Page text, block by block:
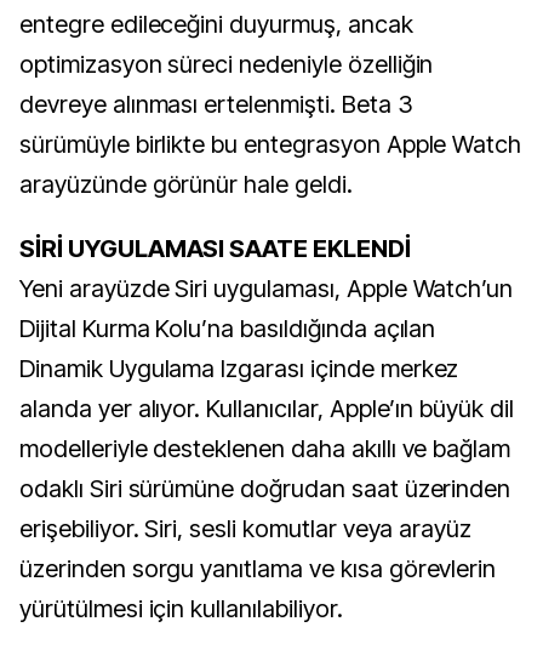
entegre edileceğini duyurmuş, ancak
optimizasyon süreci nedeniyle özelliğin
devreye alınması ertelenmişti. Beta 3
sürümüyle birlikte bu entegrasyon Apple Watch
arayüzünde görünür hale geldi.
SİRİ UYGULAMASI SAATE EKLENDİ
Yeni arayüzde Siri uygulaması, Apple Watch’un
Dijital Kurma Kolu’na basıldığında açılan
Dinamik Uygulama Izgarası içinde merkez
alanda yer alıyor. Kullanıcılar, Apple’ın büyük dil
modelleriyle desteklenen daha akıllı ve bağlam
odaklı Siri sürümüne doğrudan saat üzerinden
erişebiliyor. Siri, sesli komutlar veya arayüz
üzerinden sorgu yanıtlama ve kısa görevlerin
yürütülmesi için kullanılabiliyor.